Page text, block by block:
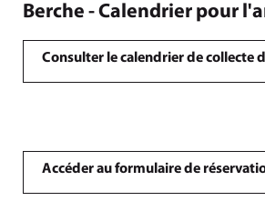
Berche - Calendrier pour
Consulter le calendrier de collecte
Accéder au formulaire de